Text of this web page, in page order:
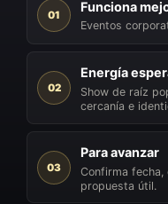
01
Funciona
Eventos
02
Energía
Show de raíz
cercanía e
03
Para avanzar
Confirma fecha,
propuesta útil.